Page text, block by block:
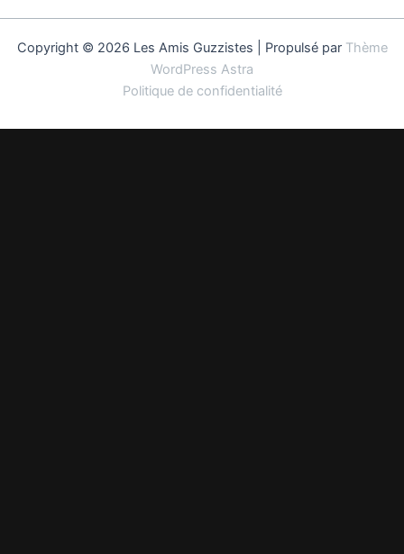
Copyright © 2026 Les Amis Guzzistes | Propulsé par Thème
WordPress Astra
Politique de confidentialité